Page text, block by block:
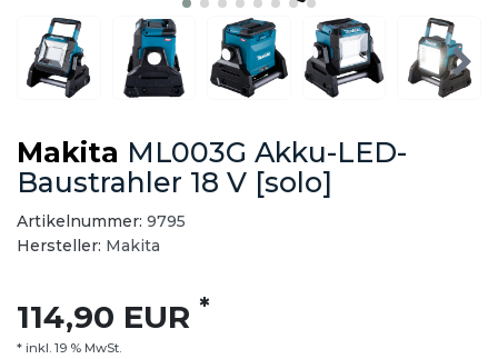
Makita ML003G Akku-LED-
Baustrahler 18 V [solo]
Artikelnummer: 9795
Hersteller: Makita
114,90 EUR *
* inkl. 19 % MwSt.